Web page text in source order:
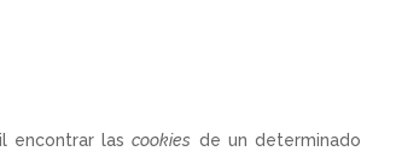
encontrar lascookies de un determinado